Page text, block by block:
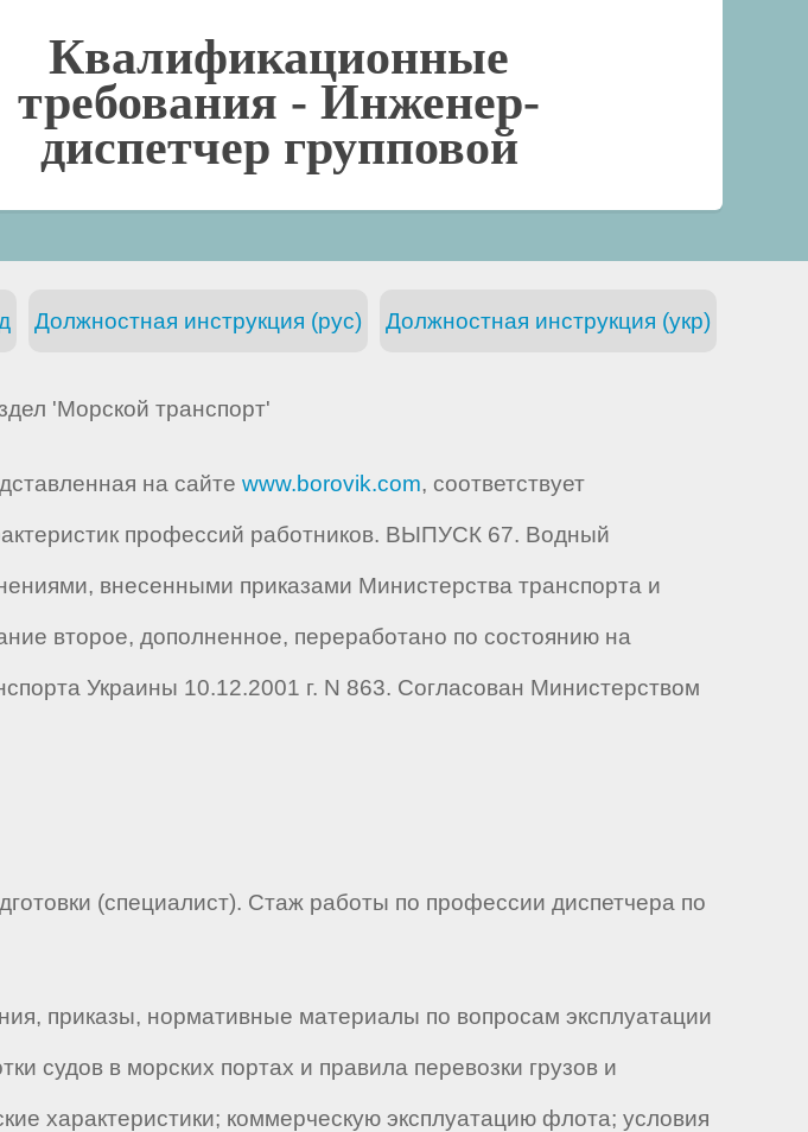
Квалификационные
требования -Инженер-
диспетчер групповой
Должностная инструкция (укр)
Должностная инструкция (рус)
'Морской транспорт'
на сайте www.borovik.com, соответствует
профессий работников. ВЫПУСК 67. Водный
внесенными приказами Министерства транспорта и
второе, дополненное, переработано по состоянию на
Украины 10.12.2001 г. N 863. Согласован Министерством
(специалист). Стаж работы по профессии диспетчера по
приказы, нормативные материалы по вопросам эксплуатации
судов в морских портах и правила перевозки грузов и
характеристики; коммерческую эксплуатацию флота; условия